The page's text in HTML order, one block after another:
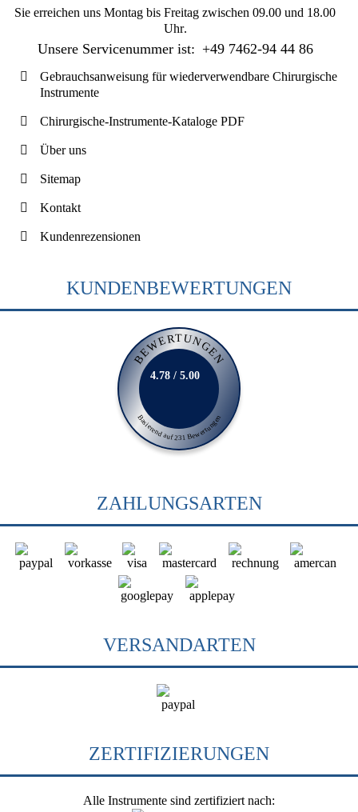
Sie erreichen uns Montag bis Freitag zwischen 09.00 und 18.00
Uhr.
Unsere Servicenummer ist: +49 7462-94 44 86
Gebrauchsanweisung für wiederverwendbare Chirurgische
Instrumente
Chirurgische-Instrumente-Kataloge PDF
Über uns
Sitemap
Kontakt
Kundenrezensionen
KUNDENBEWERTUNGEN
BEWERTUNGEN
Basierend auf 231 Bewertungen
4.78 / 5.00
ZAHLUNGSARTEN
VERSANDARTEN
ZERTIFIZIERUNGEN
Alle Instrumente sind zertifiziert nach: